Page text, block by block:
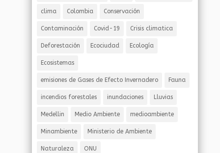
clima Colombia Conservación
Contaminación Covid-19 Crisis climatica
Deforestación Ecociudad Ecología
Ecosistemas
emisiones de Gases de Efecto Invernadero Fauna
incendios forestales inundaciones Lluvias
Medellin Medio Ambiente medioambiente
Minambiente Ministerio de Ambiente
Naturaleza ONU